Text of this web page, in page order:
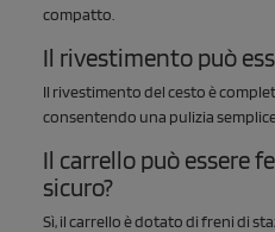
compatto.
Il rivestimento può
Il rivestimento del cesto è
consentendo una pulizia semplice
Il carrello può essere
sicuro?
Sì, il carrello è dotato di freni di